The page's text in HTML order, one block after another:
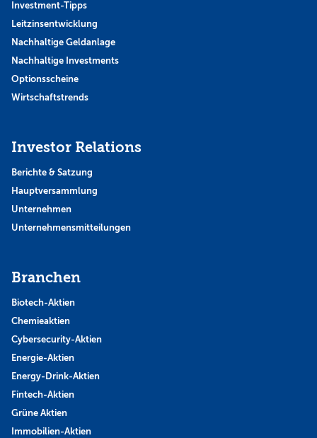
Investment-Tipps
Leitzinsentwicklung
Nachhaltige Geldanlage
Nachhaltige Investments
Optionsscheine
Wirtschaftstrends
Investor Relations
Berichte & Satzung
Hauptversammlung
Unternehmen
Unternehmensmitteilungen
Branchen
Biotech-Aktien
Chemieaktien
Cybersecurity-Aktien
Energie-Aktien
Energy-Drink-Aktien
Fintech-Aktien
Grüne Aktien
Immobilien-Aktien